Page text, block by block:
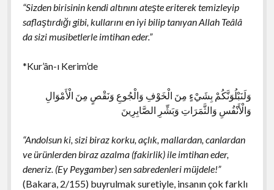
“Sizden birisinin kendi altınını ateşte eriterek temizleyip
saflaştırdığı gibi, kullarını en iyi bilip tanıyan Allah Teâlâ
da sizi musibetlerle imtihan eder.”
*Kur’ân-ı Kerim’de
وَلَنَبْلُوَنَّكُمْ بِشَيْءٍ مِنَ الْخَوْفِ وَالْجُوعِ وَنَقْصٍ مِنَ الْأَمْوَالِ
وَالْأَنْفُسِ وَالثَّمَرَاتِ وَبَشِّرِ الصَّابِرِينَ
“Andolsun ki, sizi biraz korku, açlık, mallardan, canlardan
ve ürünlerden biraz azalma (fakirlik) ile imtihan eder,
deneriz. (Ey Peygamber) sen sabredenleri müjdele!”
(Bakara, 2/155) buyrulmak suretiyle, insanın çok farklı